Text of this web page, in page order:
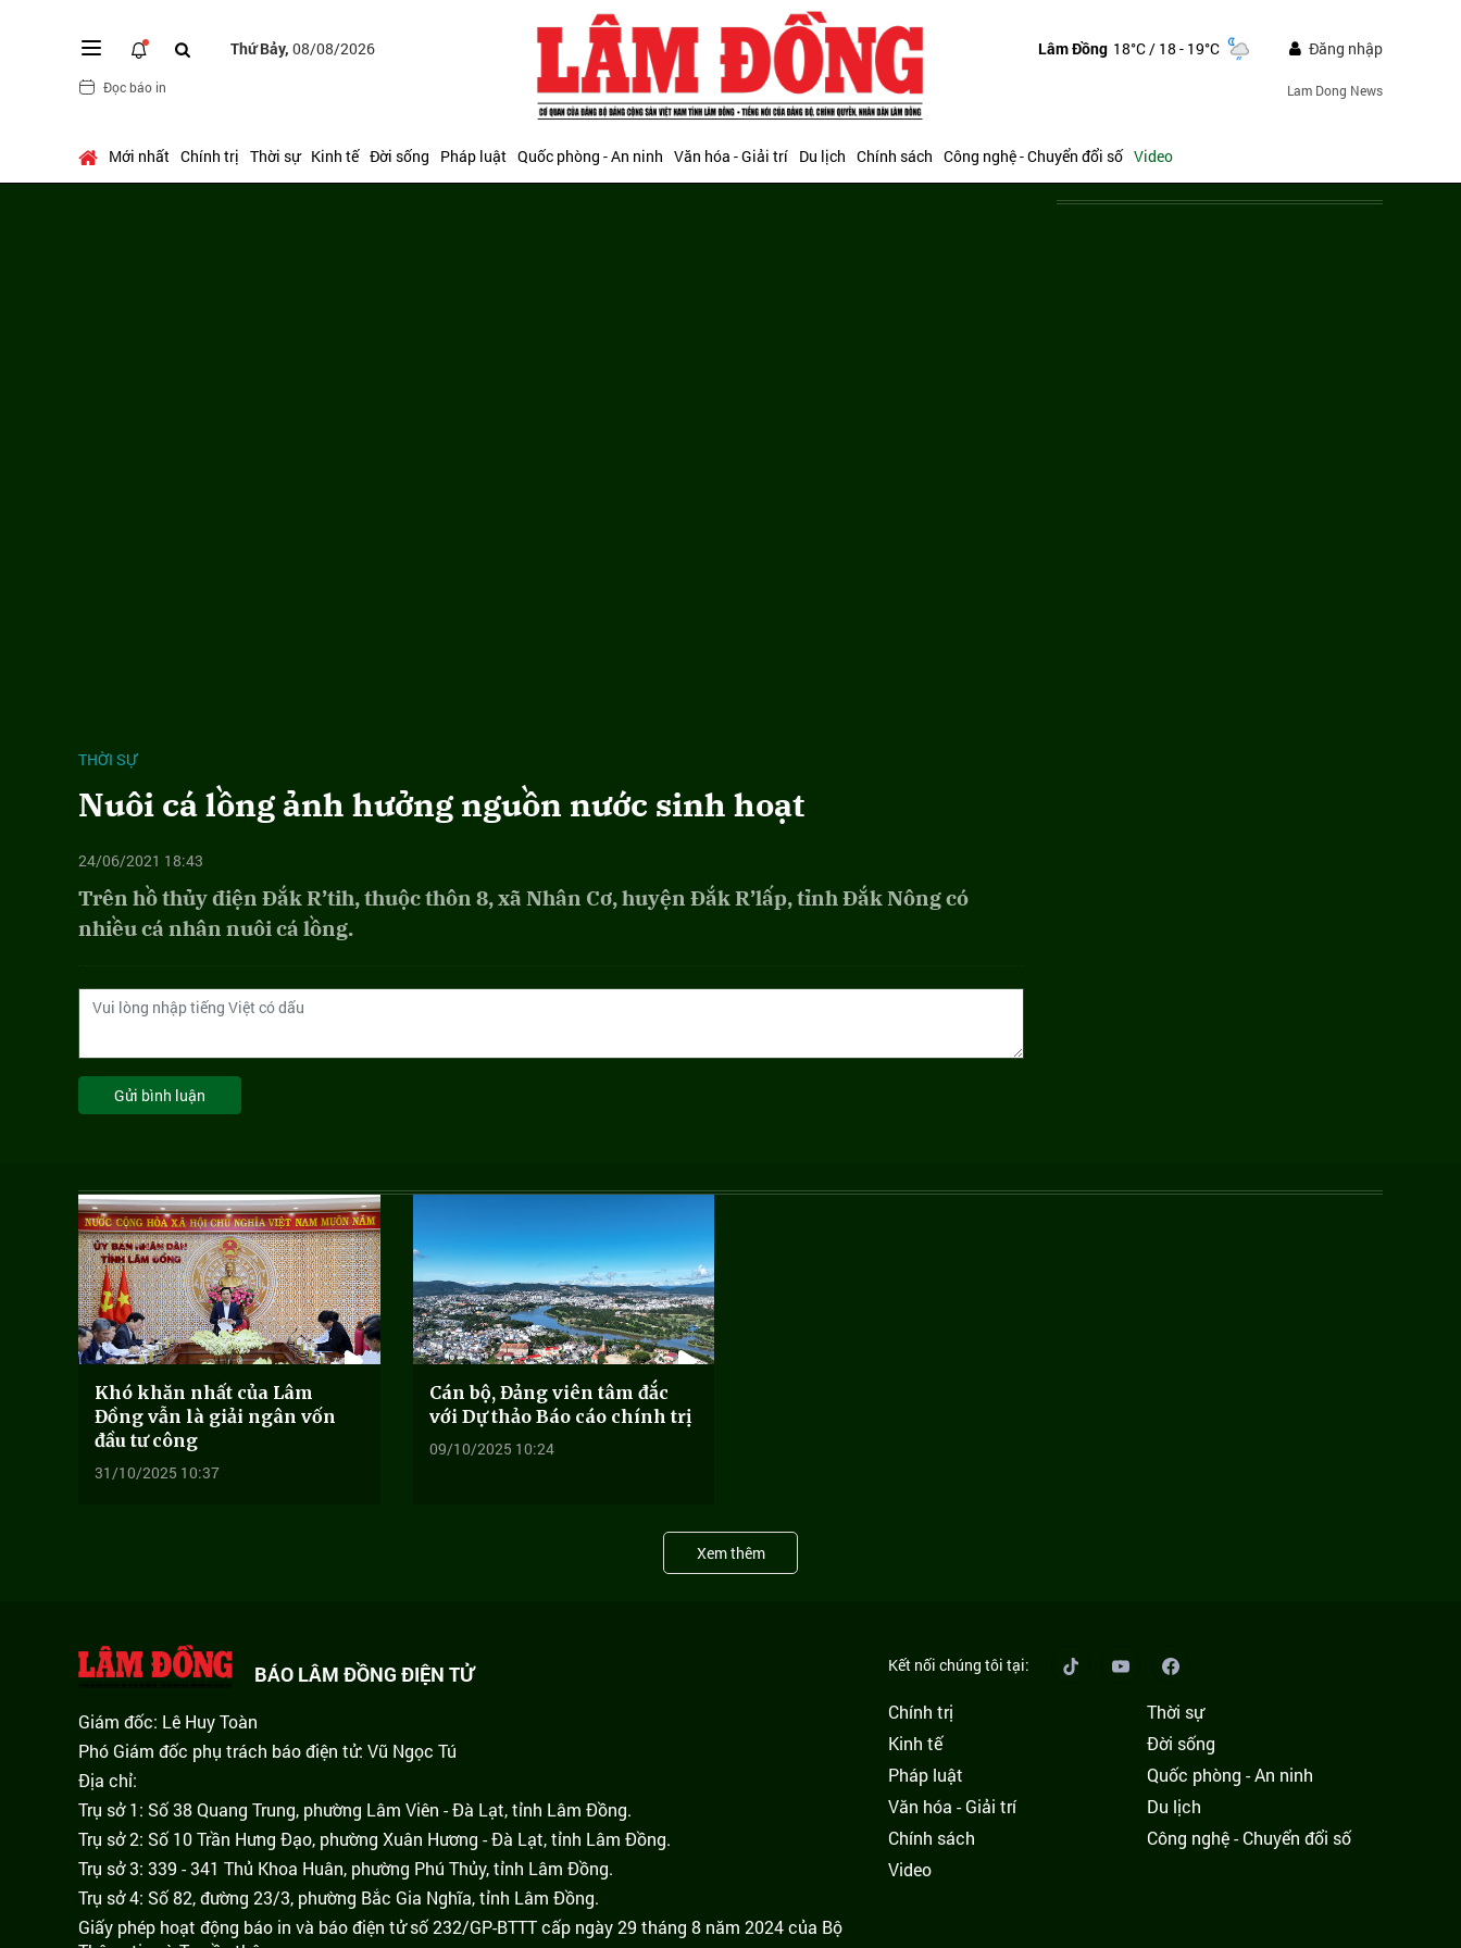
Thứ Bảy, 08/08/2026
Đọc báo in
Lâm Đồng 18°C/ 18 - 19°C Đăng nhập
Lam Dong News
Mới nhất Chính trị Thời sự Kinh tế Đời sống Pháp luật Quốc phòng - An ninh Văn hóa - Giải trí Du lịch Chính sách Công nghệ - Chuyển đổi số Video
THỜI SỰ
Nuôi cá lồng ảnh hưởng nguồn nước sinh hoạt
24/06/2021 18:43
Trên hồ thủy điện Đắk R’tih, thuộc thôn 8, xã Nhân Cơ, huyện Đắk R’lấp, tỉnh Đắk Nông có
nhiều cá nhân nuôi cá lồng.
Gửi bình luận
Khó khăn nhất của Lâm
Đồng vẫn là giải ngân vốn
đầu tư công
31/10/2025 10:37
Cán bộ, Đảng viên tâm đắc
với Dự thảo Báo cáo chính trị
09/10/2025 10:24
Xem thêm
BÁO LÂM ĐỒNG ĐIỆN TỬ
Giám đốc: Lê Huy Toàn
Phó Giám đốc phụ trách báo điện tử: Vũ Ngọc Tú
Địa chỉ:
Trụ sở 1: Số 38 Quang Trung, phường Lâm Viên - Đà Lạt, tỉnh Lâm Đồng.
Trụ sở 2: Số 10 Trần Hưng Đạo, phường Xuân Hương - Đà Lạt, tỉnh Lâm Đồng.
Trụ sở 3: 339 - 341 Thủ Khoa Huân, phường Phú Thủy, tỉnh Lâm Đồng.
Trụ sở 4: Số 82, đường 23/3, phường Bắc Gia Nghĩa, tỉnh Lâm Đồng.
Giấy phép hoạt động báo in và báo điện tử số 232/GP-BTTT cấp ngày 29 tháng 8 năm 2024 của Bộ
Kết nối chúng tôi tại:
Chính trị
Thời sự
Kinh tế
Đời sống
Pháp luật
Quốc phòng - An ninh
Văn hóa - Giải trí
Du lịch
Chính sách
Công nghệ - Chuyển đổi số
Video